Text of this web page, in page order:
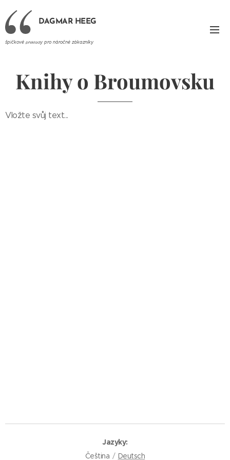
DAGMAR HEEG
špičkové překlady pro náročné zákazníky
Knihy o Broumovsku
Vložte svůj text...
Jazyky
Čeština
Deutsch